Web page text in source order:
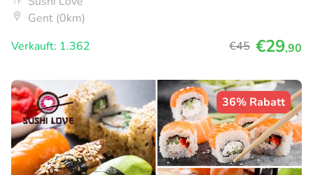
Gent (0km)
Verkauft: 1.362
€45 €29,90
36% Rabatt